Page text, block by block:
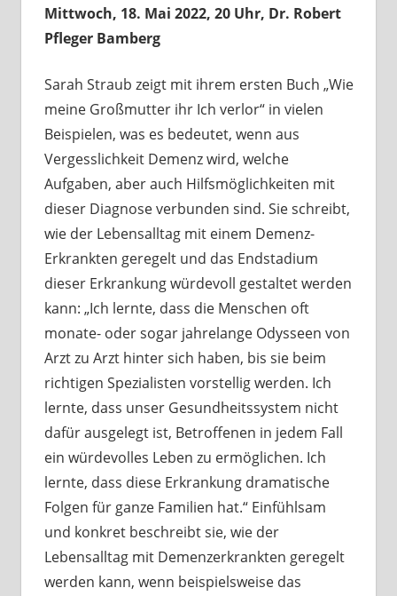
Mittwoch, 18. Mai 2022, 20 Uhr, Dr. Robert
Pfleger Bamberg
Sarah Straub zeigt mit ihrem ersten Buch „Wie
meine Großmutter ihr Ich verlor“ in vielen
Beispielen, was es bedeutet, wenn aus
Vergesslichkeit Demenz wird, welche
Aufgaben, aber auch Hilfsmöglichkeiten mit
dieser Diagnose verbunden sind. Sie schreibt,
wie der Lebensalltag mit einem Demenz-
Erkrankten geregelt und das Endstadium
dieser Erkrankung würdevoll gestaltet werden
kann: „Ich lernte, dass die Menschen oft
monate- oder sogar jahrelange Odysseen von
Arzt zu Arzt hinter sich haben, bis sie beim
richtigen Spezialisten vorstellig werden. Ich
lernte, dass unser Gesundheitssystem nicht
dafür ausgelegt ist, Betroffenen in jedem Fall
ein würdevolles Leben zu ermöglichen. Ich
lernte, dass diese Erkrankung dramatische
Folgen für ganze Familien hat.“ Einfühlsam
und konkret beschreibt sie, wie der
Lebensalltag mit Demenzerkrankten geregelt
werden kann, wenn beispielsweise das